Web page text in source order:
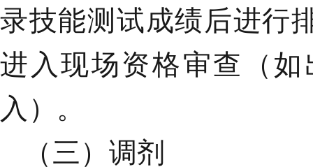
录技能测试成绩后进行
进入现场资格审查（
入）。
（三） 调剂